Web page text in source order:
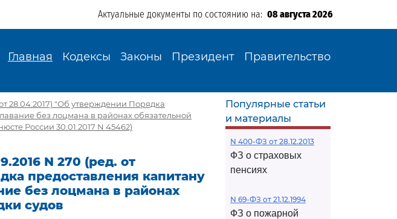
Актуальные документы по состоянию на: 08 августа 2026
Главная Кодексы Законы Президент Правительство
28.04.2017) "Об утверждении Порядка
без лоцмана в районах обязательной
России 30.01.2017 N 45462)
N 270 (ред. от
предоставления капитану
без лоцмана в районах
судов
Популярные статьи
и материалы
N 400-ФЗ от 28.12.2013
ФЗ о страховых
пенсиях
N 69-ФЗ от 21.12.1994
ФЗ о пожарной